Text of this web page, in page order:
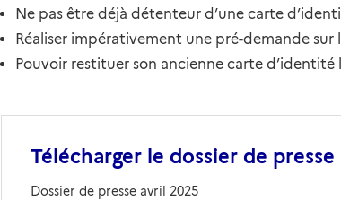
Ne pas être déjà détenteur d’une carte
Réaliser impérativement une pré-demande sur
Pouvoir restituer son ancienne carte d’identité
Télécharger le dossier de presse
Dossier de presse avril 2025